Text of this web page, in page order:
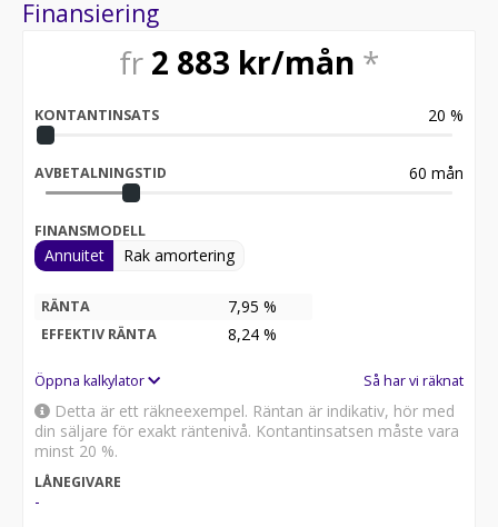
standard, framlämen är öppningsbar.
Snowmaster-serien med skotervagnar är marknadens
mest lättdragna vagnar.
FUNKTIONER
Lastöglor som är inbyggda i lämmarna.
Skruvtipp för smidig på- och avkörning.
Golv av fenolbelagd plywood som är vattentätt och
halkfritt.
Rejält och långt stödhjul.
Marknadens lägsta hjulhus invändigt så man behåller
det mesta av lastytan.
Rejält handtag för att öppningen av kåpan ska vara
TILLBEHÖR
Alla har olika behov och förutsättningar, därför kan du
anpassa släpvagnen efter just dina egna behov. Lorries
erbjuder även specialanpassning av våra
Finansiering
fr 2 883 kr/mån *
KONTANTINSATS 20 %
AVBETALNINGSTID 60 mån
FINANSMODELL
Annuitet Rak amortering
RÄNTA 7,95 %
EFFEKTIV RÄNTA 8,24 %
Öppna kalkylator Så har vi räknat
Detta är ett räkneexempel. Räntan är indikativ, hör med
din säljare för exakt räntenivå. Kontantinsatsen måste vara
minst 20 %.
LÅNEGIVARE
-